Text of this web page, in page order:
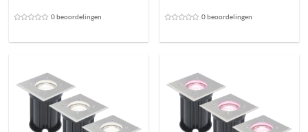
0 beoordelingen 0 beoordelingen